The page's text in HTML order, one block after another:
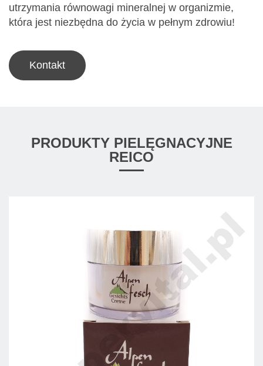
utrzymania równowagi mineralnej w organizmie,
która jest niezbędna do życia w pełnym zdrowiu!
Kontakt
PRODUKTY PIELĘGNACYJNE
REICO